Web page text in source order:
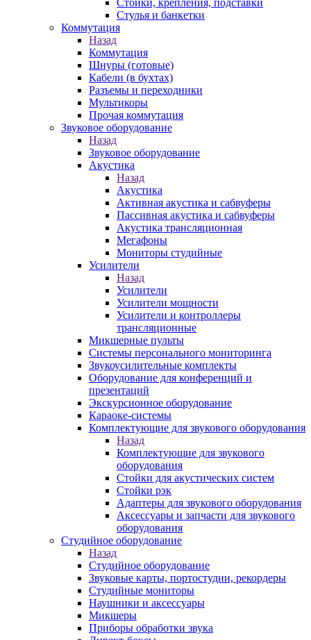
Стойки, крепления, подставки
Стулья и банкетки
Коммутация
Назад
Коммутация
Шнуры (готовые)
Кабели (в бухтах)
Разъемы и переходники
Мультикоры
Прочая коммутация
Звуковое оборудование
Назад
Звуковое оборудование
Акустика
Назад
Акустика
Активная акустика и сабвуферы
Пассивная акустика и сабвуферы
Акустика трансляционная
Мегафоны
Мониторы студийные
Усилители
Назад
Усилители
Усилители мощности
Усилители и контроллеры
трансляционные
Микшерные пульты
Системы персонального мониторинга
Звукоусилительные комплекты
Оборудование для конференций и
презентаций
Экскурсионное оборудование
Караоке-системы
Комплектующие для звукового оборудования
Назад
Комплектующие для звукового
оборудования
Стойки для акустических систем
Стойки рэк
Адаптеры для звукового оборудования
Аксессуары и запчасти для звукового
оборудования
Студийное оборудование
Назад
Студийное оборудование
Звуковые карты, портостудии, рекордеры
Студийные мониторы
Наушники и аксессуары
Микшеры
Приборы обработки звука